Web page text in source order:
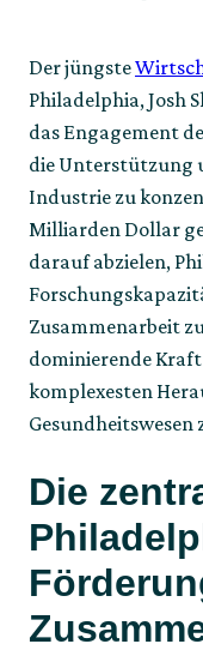
Der jüngste
Philadelphia, Josh
das Engagement
die Unterstützung
Industrie zu
Milliarden Dollar
darauf abzielen,
Zusammenarbeit
dominierende
komplexesten
Gesundheitswesen
Die